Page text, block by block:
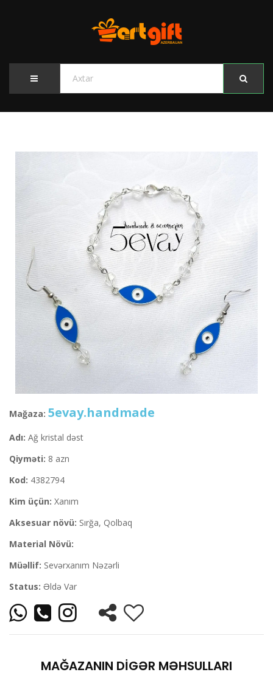
Mağaza: 5evay.handmade
Adı: Ağ kristal dəst
Qiyməti: 8 azn
Kod: 4382794
Kim üçün: Xanım
Aksesuar növü: Sırğa, Qolbaq
Material Növü:
Müəllif: Sevərxanım Nəzərli
Status: Əldə Var
MAĞAZANIN DIGƏR MƏHSULLARI